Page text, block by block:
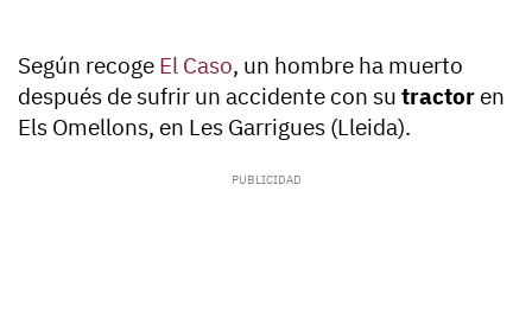
Según recoge El Caso, un hombre ha muerto
después de sufrir un accidente con su tractor en
Els Omellons, en Les Garrigues (Lleida).